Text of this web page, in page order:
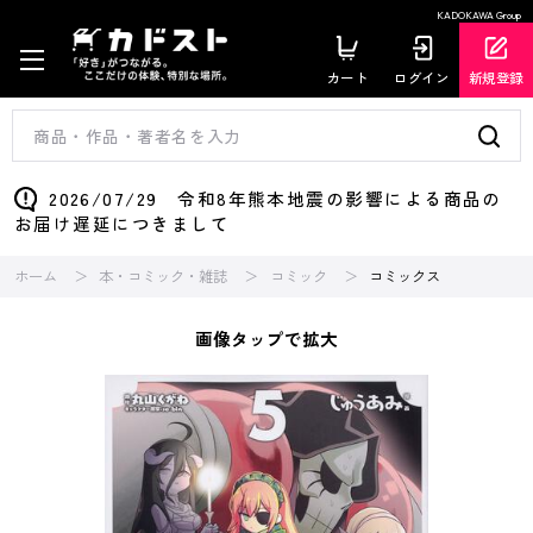
KADOKAWA Group
カート ログイン 新規登録
2026/07/29 令和8年熊本地震の影響による商品の
お届け遅延につきまして
ホーム 本・コミック・雑誌 コミック コミックス
画像タップで拡大